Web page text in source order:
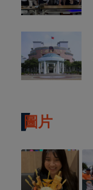
圖片